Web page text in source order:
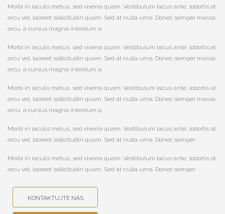
Morbi in iaculis metus, sed viverra quam. Vestibulum lacus ante, lobortis at
arcu vel, laoreet sollicitudin quam. Sed at nulla urna. Donec semper massa
arcu, a cursus magna interdum a.
Morbi in iaculis metus, sed viverra quam. Vestibulum lacus ante, lobortis at
arcu vel, laoreet sollicitudin quam. Sed at nulla urna. Donec semper massa
arcu, a cursus magna interdum a.
Morbi in iaculis metus, sed viverra quam. Vestibulum lacus ante, lobortis at
arcu vel, laoreet sollicitudin quam. Sed at nulla urna. Donec semper massa
arcu, a cursus magna interdum a.
Morbi in iaculis metus, sed viverra quam. Vestibulum lacus ante, lobortis at
arcu vel, laoreet sollicitudin quam. Sed at nulla urna. Donec semper
Morbi in iaculis metus, sed viverra quam. Vestibulum lacus ante, lobortis at
arcu vel, laoreet sollicitudin quam. Sed at nulla urna. Donec semper
KONTAKTUJTE NÁS